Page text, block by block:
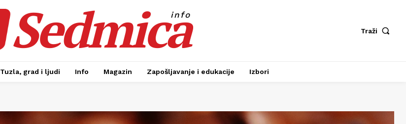
Sedmica
info
Traži
Tuzla, grad i ljudi Info Magazin Zapošljavanje i edukacije Izbori